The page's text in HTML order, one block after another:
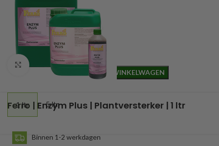
Click to enlarge
Ferro | Enzym Plus | Plantversterker | 1 ltr
12,00
Incl. btw
TOEVOEGEN AAN WINKELWAGEN
1 ltr 5 ltr
Binnen 1-2 werkdagen